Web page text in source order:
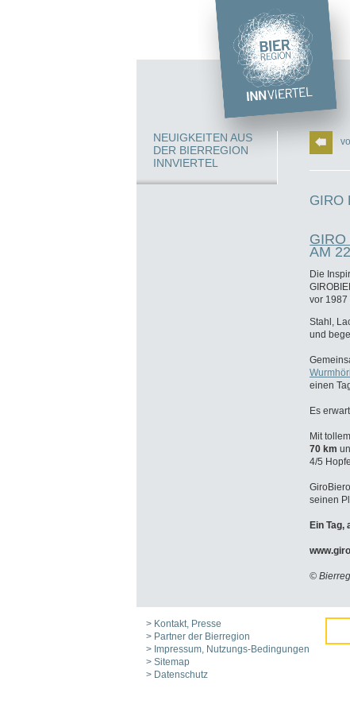
NEUIGKEITEN AUS
DER BIERREGION
INNVIERTEL
GIRO
GIRO
AM
Die
vor 1987
Stahl,
und
einen
Es
Mit
70 km
4/5
seinen
Ein
©
> Kontakt, Presse
> Partner der Bierregion
> Impressum, Nutzungs-Bedingungen
> Sitemap
> Datenschutz